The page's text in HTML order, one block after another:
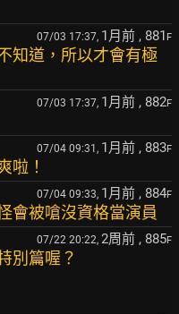
07/03 17:37, 1月前 , 881 F
知道，所以才會有極
07/03 17:37, 1月前 , 882F
07/04 09:31, 1月前 , 883F
啦！
07/04 09:33, 1月前 , 884F
會被嗆沒資格當演員
07/22 20:22, 2周前 , 885F
別篇喔？